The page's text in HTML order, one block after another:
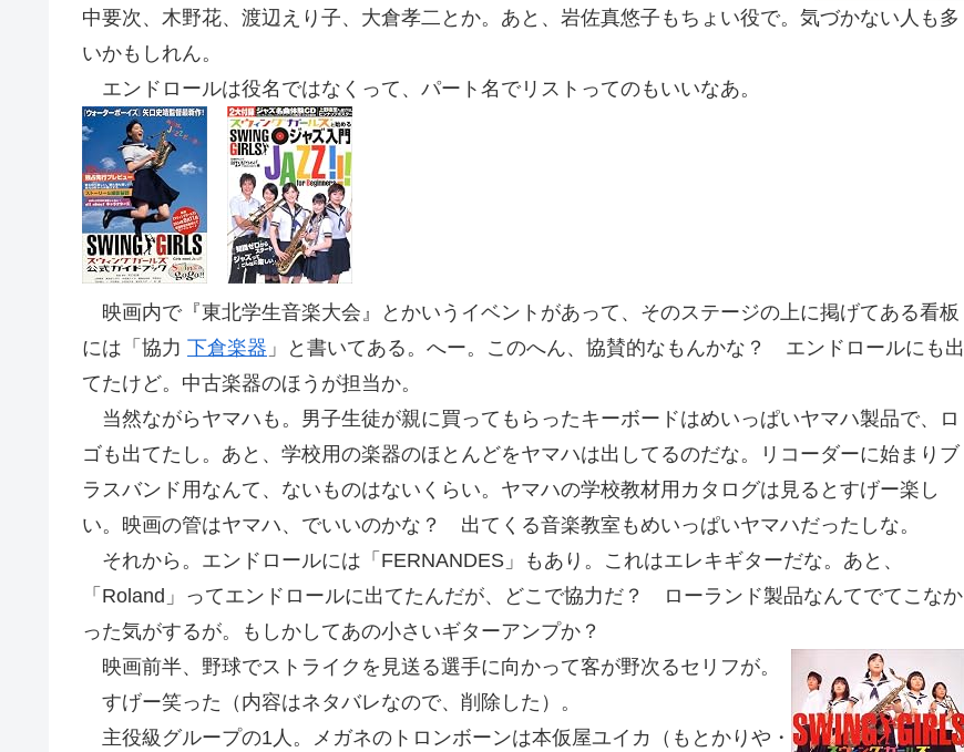
中要次、木野花、渡辺えり子、大倉孝二とか。あと、岩佐真悠子もちょい役で。気づかない人も多
いかもしれん。
エンドロールは役名ではなくって、パート名でリストってのもいいなあ。
映画内で『東北学生音楽大会』とかいうイベントがあって、そのステージの上に掲げてある看板
には「協力 下倉楽器 」と書いてある。へー。このへん、協賛的なもんかな？ エンドロールにも出
てたけど。中古楽器のほうが担当か。
当然ながらヤマハも。男子生徒が親に買ってもらったキーボードはめいっぱいヤマハ製品で、ロ
ゴも出てたし。あと、学校用の楽器のほとんどをヤマハは出してるのだな。リコーダーに始まりブ
ラスバンド用なんて、ないものはないくらい。ヤマハの学校教材用カタログは見るとすげー楽し
い。映画の管はヤマハ、でいいのかな？ 出てくる音楽教室もめいっぱいヤマハだったしな。
それから。エンドロールには「FERNANDES」もあり。これはエレキギターだな。あと、
「Roland」ってエンドロールに出てたんだが、どこで協力だ？ ローランド製品なんてでてこなか
った気がするが。もしかしてあの小さいギターアンプか？
映画前半、野球でストライクを見送る選手に向かって客が野次るセリフが。
すげー笑った（内容はネタバレなので、削除した）。
主役級グループの1人。メガネのトロンボーンは本仮屋ユイカ（もとかりや・